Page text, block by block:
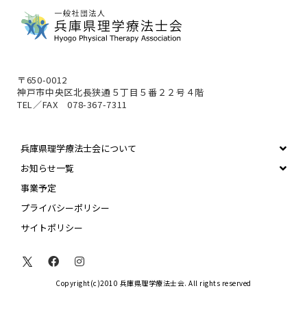
〒650-0012
神戸市中央区北長狭通５丁目５番２２号４階
TEL／FAX 078-367-7311
兵庫県理学療法士会について
お知らせ一覧
事業予定
プライバシーポリシー
サイトポリシー
Copyright(c)2010 兵庫県理学療法士会. All rights reserved